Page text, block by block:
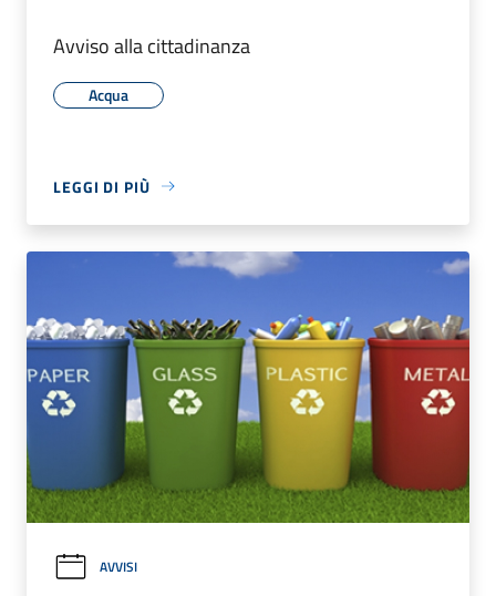
Avviso alla cittadinanza
Acqua
LEGGI DI PIÙ
AVVISI